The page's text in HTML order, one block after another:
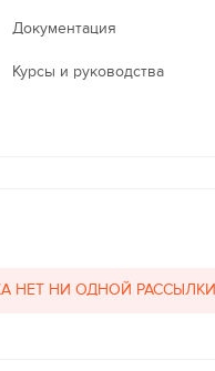
Документация
Курсы и руководства
НЕТ НИ ОДНОЙ РАССЫЛКИ